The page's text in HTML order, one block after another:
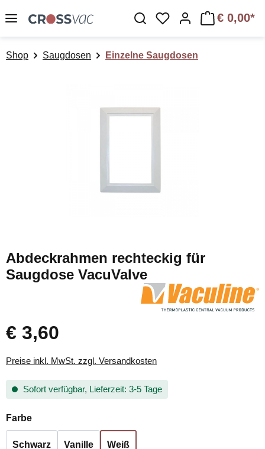
Zum Hauptinhalt springen Du hast 0 Produkte
€ 0,00*
Shop Saugdosen Einzelne Saugdosen
Abdeckrahmen rechteckig für
Saugdose VacuValve
€ 3,60
Preise inkl. MwSt. zzgl. Versandkosten
Sofort verfügbar, Lieferzeit: 3-5 Tage
Farbeauswählen
Schwarz Vanille Weiß